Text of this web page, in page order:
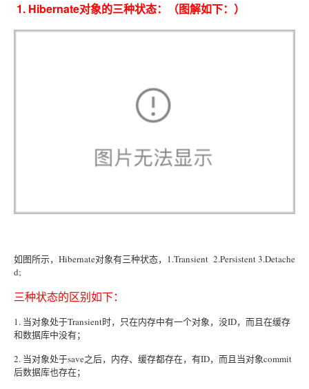
1. Hibernate对象的三种状态：（图解如下：）
如图所示，Hibernate对象有三种状态，1.Transient 2.Persistent 3.Detache
d;
三种状态的区别如下：
1. 当对象处于Transient时，只在内存中有一个对象，没ID，而且在缓存
和数据库中没有；
2. 当对象处于save之后，内存、缓存都存在，有ID，而且当对象commit
后数据库也存在；